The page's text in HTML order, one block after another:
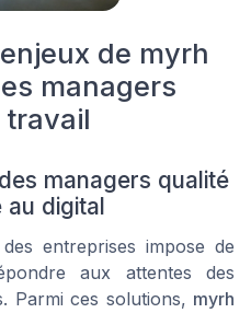
de myrh
managers
managers qualité
au digital
entreprises impose de
aux attentes des
Parmi ces solutions, myrh